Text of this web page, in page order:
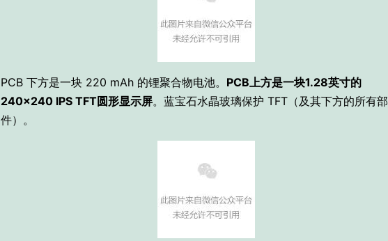
PCB 下方是一块 220 mAh 的锂聚合物电池。 PCB上方是一块1.28英寸的
240×240 IPS TFT圆形显示屏。 蓝宝石水晶玻璃保护 TFT（及其下方的所有部
件）。